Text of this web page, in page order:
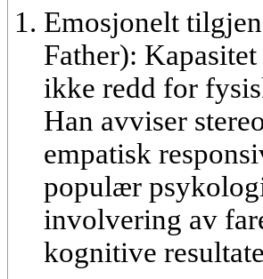
Emosjonelt
Father):
ikke redd for
Han avviser
empatisk
populær
involvering av
kognitive